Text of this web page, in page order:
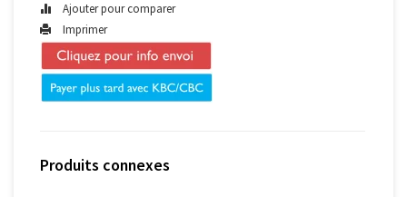
Ajouter pour comparer
Imprimer
Produits connexes